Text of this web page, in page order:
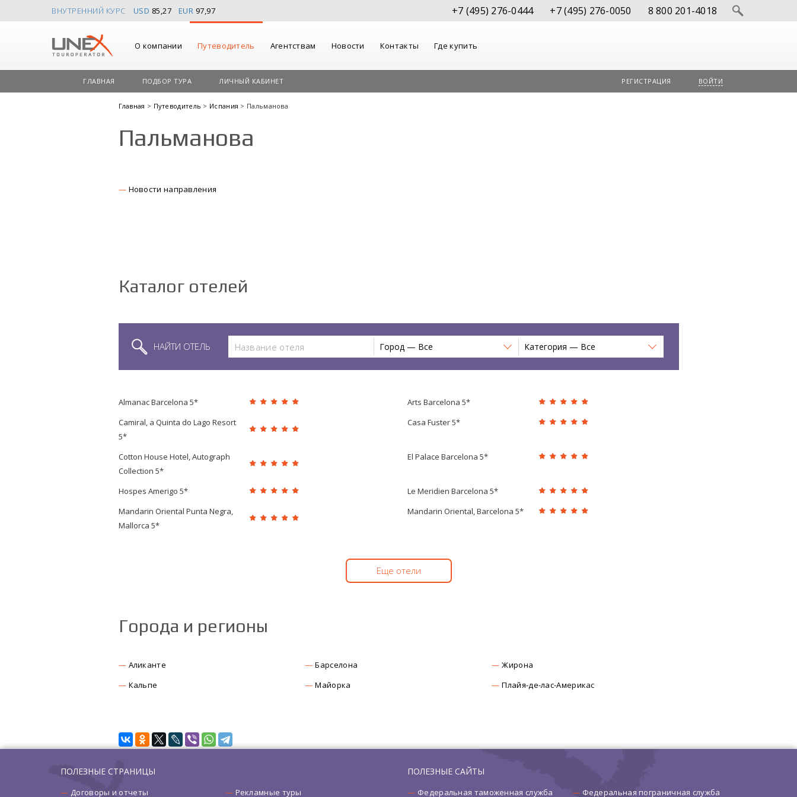
ВНУТРЕННИЙ КУРС USD 85,27 EUR 97,97 +7 (495) 276-0444 +7 (495) 276-0050 8 800 201-4018
О компании Путеводитель Агентствам Новости Контакты Где купить
ГЛАВНАЯ ПОДБОР ТУРА ЛИЧНЫЙ КАБИНЕТ РЕГИСТРАЦИЯ ВОЙТИ
Главная > Путеводитель > Испания > Пальманова
Пальманова
Новости направления
Каталог отелей
НАЙТИ ОТЕЛЬ Город — Все Категория — Все
Almanac Barcelona 5*
Arts Barcelona 5*
Camiral, a Quinta do Lago Resort
5*
Casa Fuster 5*
Cotton House Hotel, Autograph
Collection 5*
El Palace Barcelona 5*
Hospes Amerigo 5*
Le Meridien Barcelona 5*
Mandarin Oriental Punta Negra,
Mallorca 5*
Mandarin Oriental, Barcelona 5*
Еще отели
Города и регионы
Аликанте Барселона
Жирона
Кальпе
Майорка Плайя-де-лас-Америкас
ПОЛЕЗНЫЕ СТРАНИЦЫ
Договоры и отчеты Рекламные туры
ПОЛЕЗНЫЕ САЙТЫ
Федеральная таможенная служба Федеральная пограничная служба